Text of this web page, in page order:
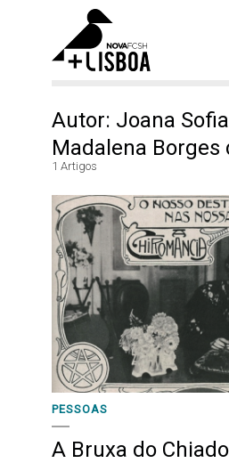
Autor: Joana
Madalena Borges
1 Artigos
PESSOAS
A Bruxa do